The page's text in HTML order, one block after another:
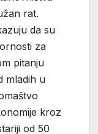
rat.
da su
za
pitanju
mladih u
kroz
od 50